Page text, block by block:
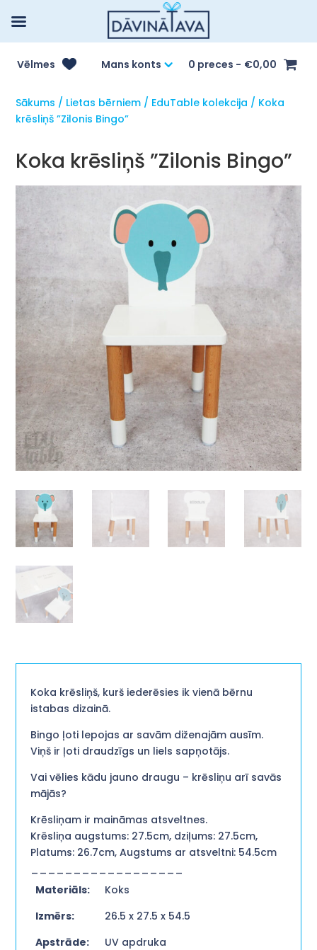
Vēlmes Mans konts 0 preces €0,00
Sākums / Lietas bērniem / EduTable kolekcija / Koka
krēsliņš ”Zilonis Bingo”
Koka krēsliņš ”Zilonis Bingo”
Koka krēsliņš, kurš iederēsies ik vienā bērnu
istabas dizainā.
Bingo ļoti lepojas ar savām diženajām ausīm.
Viņš ir ļoti draudzīgs un liels sapņotājs.
Vai vēlies kādu jauno draugu – krēsliņu arī savās
mājās?
Krēsliņam ir maināmas atsveltnes.
Krēsliņa augstums: 27.5cm, dziļums: 27.5cm,
Platums: 26.7cm, Augstums ar atsveltni: 54.5cm
Materiāls:
Koks
Izmērs:
26.5 x 27.5 x 54.5
Apstrāde:
UV apdruka